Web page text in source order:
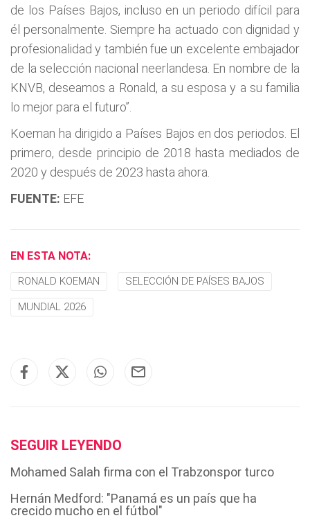
de los Países Bajos, incluso en un periodo difícil para
él personalmente. Siempre ha actuado con dignidad y
profesionalidad y también fue un excelente embajador
de la selección nacional neerlandesa. En nombre de la
KNVB, deseamos a Ronald, a su esposa y a su familia
lo mejor para el futuro”.
Koeman ha dirigido a Países Bajos en dos periodos. El
primero, desde principio de 2018 hasta mediados de
2020 y después de 2023 hasta ahora.
FUENTE: EFE
EN ESTA NOTA:
RONALD KOEMAN SELECCIÓN DE PAÍSES BAJOS
MUNDIAL 2026
SEGUIR LEYENDO
Mohamed Salah firma con el Trabzonspor turco
Hernán Medford: "Panamá es un país que ha
crecido mucho en el fútbol"